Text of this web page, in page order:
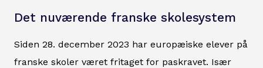
Det nuværende franske skolesystem
Siden 28. december 2023 har europæiske elever på
franske skoler været fritaget for paskravet. Især